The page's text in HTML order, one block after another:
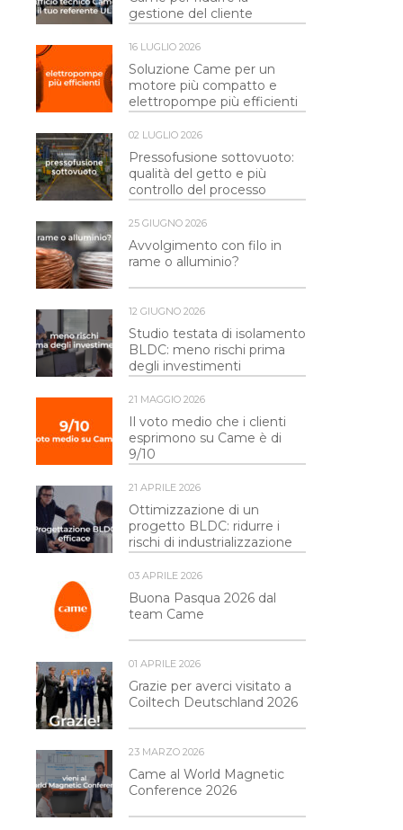
gestione del cliente
16 LUGLIO 2026
Soluzione Came per un
motore più compatto e
elettropompe più efficienti
02 LUGLIO 2026
Pressofusione sottovuoto:
qualità del getto e più
controllo del processo
25 GIUGNO 2026
Avvolgimento con filo in
rame o alluminio?
12 GIUGNO 2026
Studio testata di isolamento
BLDC: meno rischi prima
degli investimenti
21 MAGGIO 2026
Il voto medio che i clienti
esprimono su Came è di
9/10
21 APRILE 2026
Ottimizzazione di un
progetto BLDC: ridurre i
rischi di industrializzazione
03 APRILE 2026
Buona Pasqua 2026 dal
team Came
01 APRILE 2026
Grazie per averci visitato a
Coiltech Deutschland 2026
23 MARZO 2026
Came al World Magnetic
Conference 2026